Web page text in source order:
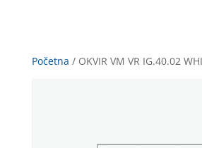
Početna / OKVIR VM VR IG.40.02